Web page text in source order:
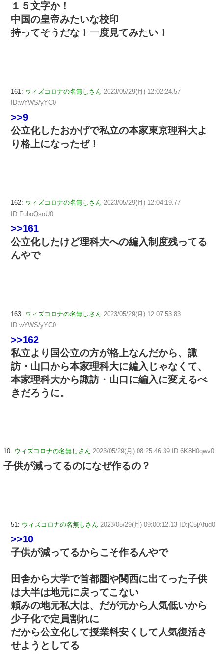
１５文字か！
中国の皇帝みたいな校印
持ってそうだな！一度見てみたい！
161: ウィズコロナの名無しさん 2023/05/29(月) 12:02:24.57
ID:wYWS/yYC0
>>9
公立化したおかげで私立の本家東京理科大よ
り格上になったぜ！
162: ウィズコロナの名無しさん 2023/05/29(月) 12:04:19.77
ID:FuboQsoU0
>>161
公立化したけど理科大への編入制度残ってる
んやで
163: ウィズコロナの名無しさん 2023/05/29(月) 12:07:53.83
ID:wYWS/yYC0
>>162
私立より国公立の方が格上なんだから、諏
訪・山口から本家理科大に編入じゃなくて、
本家理科大から諏訪・山口に編入に変えるべ
きだろうに。
10: ウィズコロナの名無しさん 2023/05/29(月) 08:25:46.39 ID:6K8H0qwv0
子供が減ってるのになぜ作るの？
51: ウィズコロナの名無しさん 2023/05/29(月) 09:00:12.13 ID:jC5jAfud0
>>10
子供が減ってるからこそ作るんやで
田舎から大学で首都圏や関西に出てった子供
は大半は地元に戻ってこない
頼みの地元私大は、だが元から人気低いから
少子化で定員割れに
だから公立化して授業料安くして人気復活さ
せようとしてる